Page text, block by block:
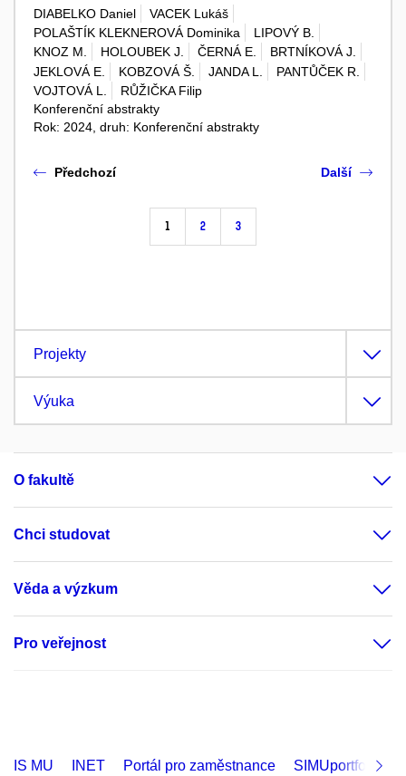
DIABELKO Daniel
VACEK Lukáš
POLAŠTÍK KLEKNEROVÁ Dominika
LIPOVÝ B.
KNOZ M.
HOLOUBEK J. ČERNÁ E.
BRTNÍKOVÁ J.
JEKLOVÁ E.
KOBZOVÁ Š. JANDA L.
PANTŮČEK R.
VOJTOVÁ L.
RŮŽIČKA Filip
Konferenční abstrakty
Rok: 2024, druh: Konferenční abstrakty
Předchozí
1 2 3
Další
Projekty
Výuka
O fakultě
Chci studovat
Věda a výzkum
Pro veřejnost
IS MU INET Portál pro zaměstnance SIMUportfolio